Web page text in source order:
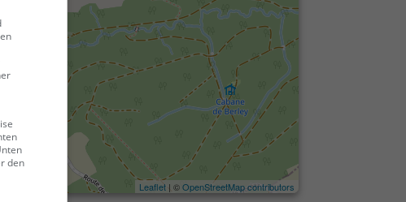
Leaflet | ©OpenStreetMap contributors
den